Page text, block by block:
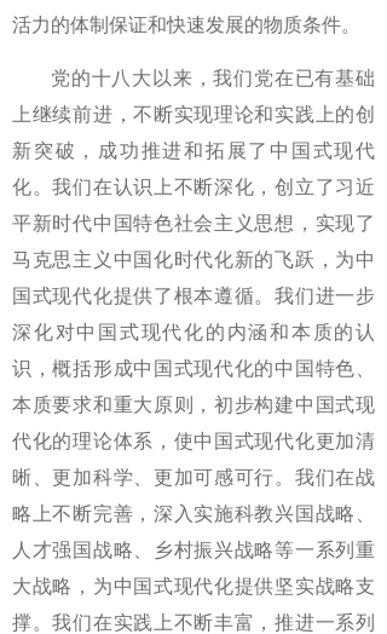
活力的体制保证和快速发展的物质条件。
党的十八大以来，我们党在已有基础
上继续前进，不断实现理论和实践上的创
新突破，成功推进和拓展了中国式现代
化。我们在认识上不断深化，创立了习近
平新时代中国特色社会主义思想，实现了
马克思主义中国化时代化新的飞跃，为中
国式现代化提供了根本遵循。我们进一步
深化对中国式现代化的内涵和本质的认
识，概括形成中国式现代化的中国特色、
本质要求和重大原则，初步构建中国式现
代化的理论体系，使中国式现代化更加清
晰、更加科学、更加可感可行。我们在战
略上不断完善，深入实施科教兴国战略、
人才强国战略、乡村振兴战略等一系列重
大战略，为中国式现代化提供坚实战略支
撑。我们在实践上不断丰富，推进一系列